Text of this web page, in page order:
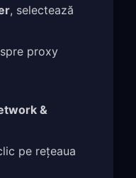
, selectează
proxy
&
pe rețeaua